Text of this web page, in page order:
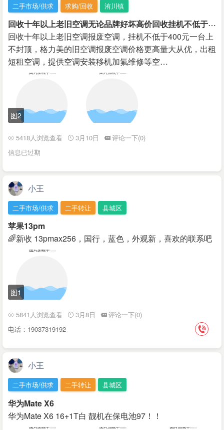
二手市场/供求 求购/回收 洧川镇
回
收十年以上老旧空调无论品牌好坏高价回收挂机不低于400元一台上不封顶
回收十年以上老旧空调报废空调，挂机不低于400元一台上
不封顶，格力美的旧空调报废空调价格更高量大从优，出租
短租空调，提供空调安装移机加氟维修等空…
图2
5418人浏览查看 3月10日
评论一下(0)
信息已过期
小王
二手市场/供求 二手转让 县城区
苹果13pm
🌈新收 13pmax256，国行，蓝色，外观新，喜欢的联系吧
图1
5841人浏览查看 3月8日
评论一下(0)
电话：19037319192
小王
二手市场/供求 二手转让 县城区
华为Mate X6
华为Mate X6 16+1T白 靓机在保电池97！！